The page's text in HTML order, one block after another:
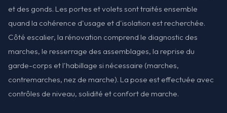
et des gonds. Les portes et volets sont traités ensemble
quand la cohérence d'usage et d'isolation est recherchée.
Côté escalier, la rénovation comprend le diagnostic des
marches, le resserrage des assemblages, la reprise du
garde-corps et l'habillage si nécessaire (marches,
contremarches, nez de marche). La pose est effectuée avec
contrôles de niveau, solidité et confort de marche.